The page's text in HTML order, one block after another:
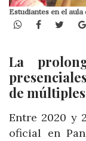
Estudiantes en el aula
WhatsApp
Facebook
La
de
Entre 2020 y
oficial en